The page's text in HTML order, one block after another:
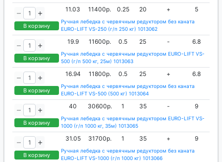
В корзину
11.03 11400р. 0.25 20 + 5
Ручная лебедка с червячным редуктором без каната
EURO-LIFT VS-250 (г/п 250 кг) 1013062
В корзину
19.9 11600р. 0.5 25 - 6.8
Ручная лебедка с червячным редуктором EURO-LIFT VS-
500 (г/п 500 кг, 25м) 1013063
В корзину
16.94 11800р. 0.5 25 + 6.8
Ручная лебедка с червячным редуктором без каната
EURO-LIFT VS-500 (500 кг) 1013064
В корзину
40 30600р. 1 35 - 9
Ручная лебедка с червячным редуктором EURO-LIFT VS-
1000 (г/п 1000 кг, 35м) 1013065
В корзину
31.05 31700р. 1 35 + 9
Ручная лебедка с червячным редуктором без каната
EURO-LIFT VS-1000 (г/п 1000 кг) 1013066